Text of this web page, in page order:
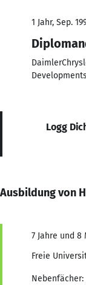
1 Jahr, Sep.
Logg
Ausbildung von
7 Jahre und 8
Freie